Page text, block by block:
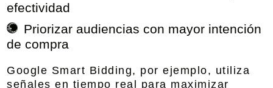
efectividad
Priorizar audiencias con mayor intención
de compra
Google Smart Bidding, por ejemplo, utiliza
señales en tiempo real para maximizar